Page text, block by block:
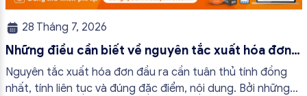
28 Tháng 7, 2026
Những điều cần biết về nguyên tắc xuất hóa đơn
đầu ra
Nguyên tắc xuất hóa đơn đầu ra cần tuân thủ tính đồng
nhất, tính liên tục và đúng đặc điểm, nội dung. Bởi những